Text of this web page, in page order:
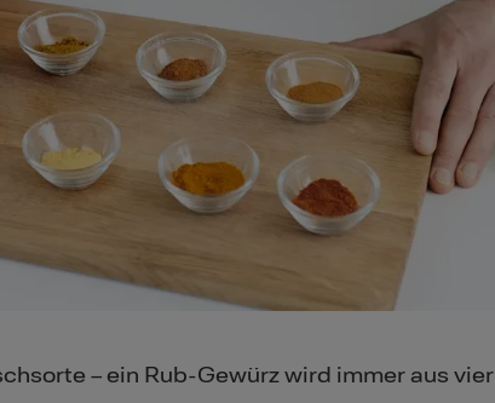
– ein Rub-Gewürz wird immer aus vier